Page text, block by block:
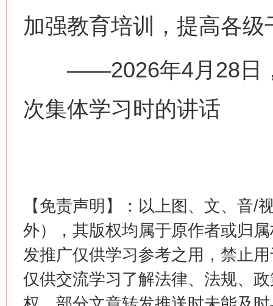
加强教育培训，提高各
——2026年4月28日，
次集体学习时的讲话
【免责声明】：以上图、文、音/
外），其版权均属于原作者或归
发推广仅供学习参考之用，禁止
仅供交流学习了解法律、法规、